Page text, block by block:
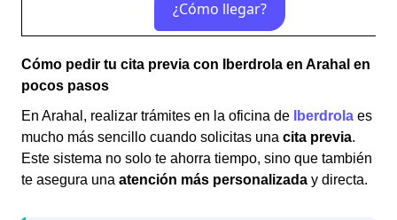
Cómo pedir tu cita previa con Iberdrola en Arahal en
pocos pasos
En Arahal, realizar trámites en la oficina de
Iberdrola es
mucho más sencillo cuando solicitas una cita previa.
Este sistema no solo te ahorra tiempo, sino que también
te asegura una atención más personalizada y directa.